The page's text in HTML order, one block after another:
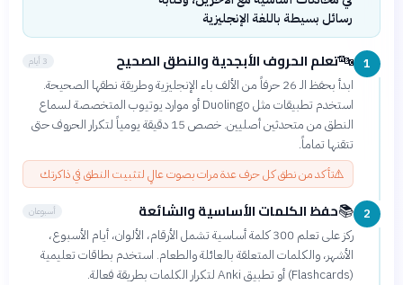
رسائل بسيطة باللغة الإنجليزية
1
🔤تعلم الحروف الأبجدية والنطق الصحيح 3 أيام
ابدأ بحفظ الـ 26 حرفاً من الألف باء الإنجليزية وطريقة نطقها الصحيحة.
استخدم تطبيقات مثل Duolingo أو موارد يوتيوب المتخصصة لسماع
النطق من متحدثين أصليين. خصص 15 دقيقة يومياً لتكرار الحروف حتى
تتقنها تماماً.
⚠️تأكد من نطق كل حرف عدة مرات بصوت عالٍ لتثبيت النطق في ذاكرتك
2
📚حفظ الكلمات الأساسية والشائعة أسبوعان
ركز على تعلم 300 كلمة أساسية تشمل الأرقام، الألوان، أيام الأسبوع،
الأشهر، والكلمات المتعلقة بالعائلة والطعام. استخدم بطاقات تعليمية
(Flashcards) أو تطبيق Anki لتكرار الكلمات بطريقة فعالة.